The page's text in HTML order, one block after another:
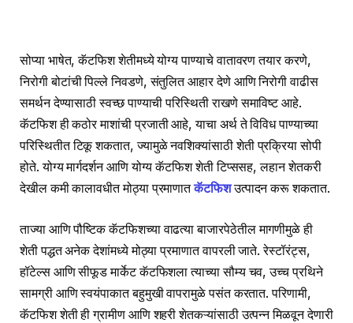
सोप्या भाषेत, कॅटफिश शेतीमध्ये योग्य पाण्याचे वातावरण तयार करणे,
निरोगी बोटांची पिल्ले निवडणे, संतुलित आहार देणे आणि निरोगी वाढीस
समर्थन देण्यासाठी स्वच्छ पाण्याची परिस्थिती राखणे समाविष्ट आहे.
कॅटफिश ही कठोर माशांची प्रजाती आहे, याचा अर्थ ते विविध पाण्याच्या
परिस्थितीत टिकू शकतात, ज्यामुळे नवशिक्यांसाठी शेती प्रक्रिया सोपी
होते. योग्य मार्गदर्शन आणि योग्य कॅटफिश शेती टिप्ससह, लहान शेतकरी
देखील कमी कालावधीत मोठ्या प्रमाणातकॅटफिशउत्पादन करू शकतात.
ताज्या आणि पौष्टिक कॅटफिशच्या वाढत्या बाजारपेठेतील मागणीमुळे ही
शेती पद्धत अनेक देशांमध्ये मोठ्या प्रमाणात वापरली जाते. रेस्टॉरंट्स,
हॉटेल्स आणि सीफूड मार्केट कॅटफिशला त्याच्या सौम्य चव, उच्च प्रथिने
सामग्री आणि स्वयंपाकात बहुमुखी वापरामुळे पसंत करतात. परिणामी,
कॅटफिश शेती ही ग्रामीण आणि शहरी शेतकऱ्यांसाठी उत्पन्न मिळवून देणारी